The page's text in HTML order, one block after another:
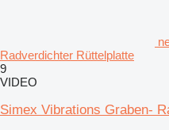
Radverdichter Rüttelplatte
9
VIDEO
Simex Vibrations Graben-